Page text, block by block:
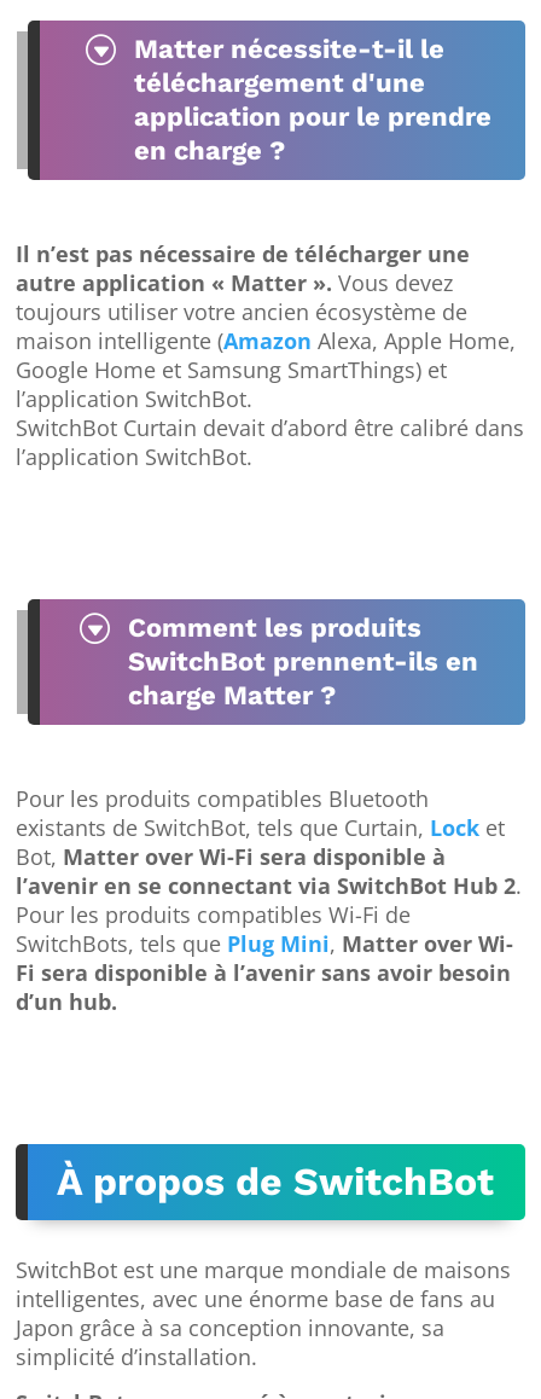
G
Matter nécessite-t-il le
téléchargement d'une
application pour le prendre
en charge ?
Il n’est pas nécessaire de télécharger une
autre application « Matter ». Vous devez
toujours utiliser votre ancien écosystème de
maison intelligente (Amazon Alexa, Apple Home,
Google Home et Samsung SmartThings) et
l’application SwitchBot.
SwitchBot Curtain devait d’abord être calibré dans
l’application SwitchBot.
G
Comment les produits
SwitchBot prennent-ils en
charge Matter ?
Pour les produits compatibles Bluetooth
existants de SwitchBot, tels que Curtain, Lock et
Bot, Matter over Wi-Fi sera disponible à
l’avenir en se connectant via SwitchBot Hub 2.
Pour les produits compatibles Wi-Fi de
SwitchBots, tels que Plug Mini, Matter over Wi-
Fi sera disponible à l’avenir sans avoir besoin
d’un hub.
À propos de SwitchBot
SwitchBot est une marque mondiale de maisons
intelligentes, avec une énorme base de fans au
Japon grâce à sa conception innovante, sa
simplicité d’installation.